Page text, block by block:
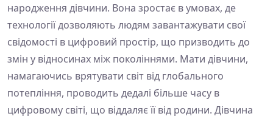
народження дівчини. Вона зростає в умовах, де
технології дозволяють людям завантажувати свої
свідомості в цифровий простір, що призводить до
змін у відносинах між поколіннями. Мати дівчини,
намагаючись врятувати світ від глобального
потепління, проводить дедалі більше часу в
цифровому світі, що віддаляє її від родини. Дівчина